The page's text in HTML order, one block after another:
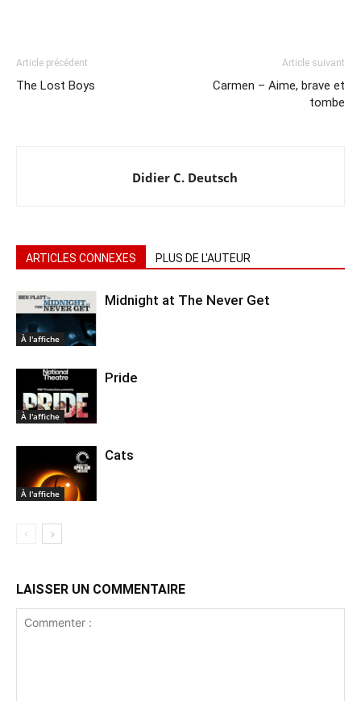
Article précédent
The Lost Boys
Article suivant
Carmen – Aime, brave et
tombe
Didier C. Deutsch
ARTICLES CONNEXES PLUS DE L'AUTEUR
À l'affiche
Midnight at The Never Get
À l'affiche
Pride
À l'affiche
Cats
LAISSER UN COMMENTAIRE